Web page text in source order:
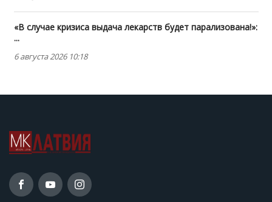
«В случае кризиса выдача лекарств будет парализована!»:
...
6 августа 2026 10:18